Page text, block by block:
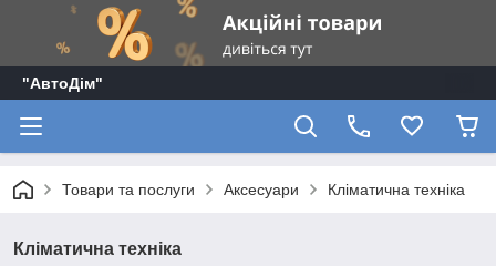
"АвтоДім"
Товари та послуги Аксесуари Кліматична техніка
Кліматична техніка